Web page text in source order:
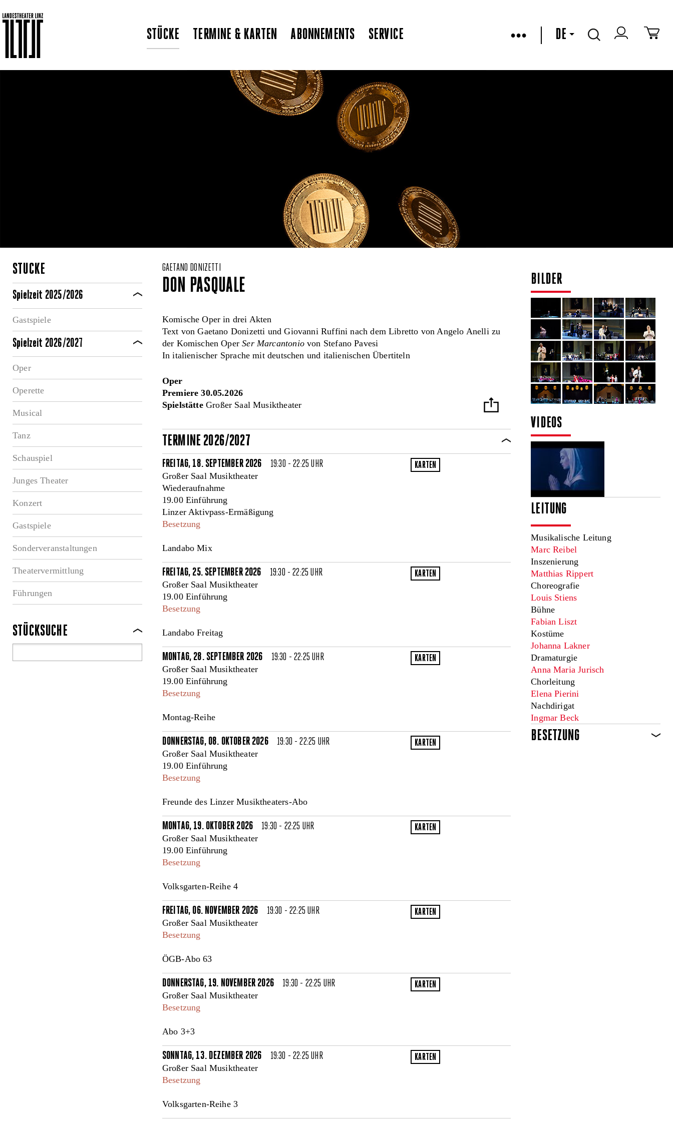
STÜCKE TERMINE & KARTEN ABONNEMENTS SERVICE ••• DE
STÜCKE
Spielzeit 2025/2026
Gastspiele
Spielzeit 2026/2027
Oper
Operette
Musical
Tanz
Schauspiel
Junges Theater
Konzert
Gastspiele
Sonderveranstaltungen
Theatervermittlung
Führungen
STÜCKSUCHE
GAETANO DONIZETTI
DON PASQUALE
Komische Oper in drei Akten
Text von Gaetano Donizetti und Giovanni Ruffini nach dem Libretto von Angelo Anelli zu
der Komischen OperSer Marcantoniovon Stefano Pavesi
In italienischer Sprache mit deutschen und italienischen Übertiteln
Oper
Premiere 30.05.2026
SpielstätteGroßer Saal Musiktheater
TERMINE 2026/2027
FREITAG, 18. SEPTEMBER 2026 19:30 - 22:25 UHR
Großer Saal Musiktheater
Wiederaufnahme
19.00 Einführung
Linzer Aktivpass-Ermäßigung
Besetzung
Landabo Mix
FREITAG, 25. SEPTEMBER 2026 19:30 - 22:25 UHR
Großer Saal Musiktheater
19.00 Einführung
Besetzung
Landabo Freitag
MONTAG, 28. SEPTEMBER 2026 19:30 - 22:25 UHR
Großer Saal Musiktheater
19.00 Einführung
Besetzung
Montag-Reihe
DONNERSTAG, 08. OKTOBER 2026 19:30 - 22:25 UHR
Großer Saal Musiktheater
19.00 Einführung
Besetzung
Freunde des Linzer Musiktheaters-Abo
MONTAG, 19. OKTOBER 2026 19:30 - 22:25 UHR
Großer Saal Musiktheater
19.00 Einführung
Besetzung
Volksgarten-Reihe 4
FREITAG, 06. NOVEMBER 2026 19:30 - 22:25 UHR
Großer Saal Musiktheater
Besetzung
ÖGB-Abo 63
DONNERSTAG, 19. NOVEMBER 2026 19:30 - 22:25 UHR
Großer Saal Musiktheater
Besetzung
Abo 3+3
SONNTAG, 13. DEZEMBER 2026 19:30 - 22:25 UHR
Großer Saal Musiktheater
Besetzung
Volksgarten-Reihe 3
BILDER
VIDEOS
LEITUNG
Musikalische Leitung
Marc Reibel
Inszenierung
Matthias Rippert
Choreografie
Louis Stiens
Bühne
Fabian Liszt
Kostüme
Johanna Lakner
Dramaturgie
Anna Maria Jurisch
Chorleitung
Elena Pierini
Nachdirigat
Ingmar Beck
BESETZUNG